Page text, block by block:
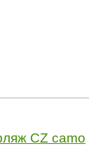
CZ camo